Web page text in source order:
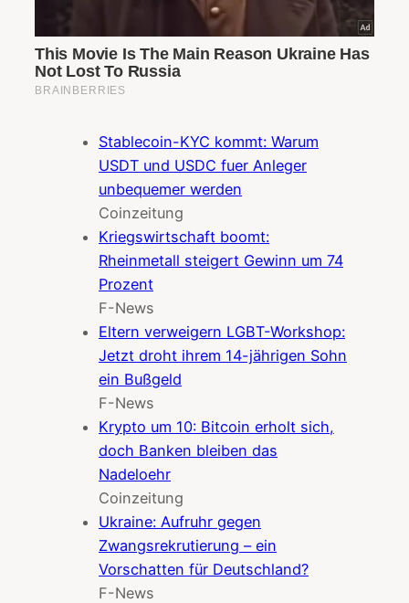
Stablecoin-KYC kommt: Warum
USDT und USDC fuer Anleger
unbequemer werden
Coinzeitung
Kriegswirtschaft boomt:
Rheinmetall steigert Gewinn um 74
Prozent
F-News
Eltern verweigern LGBT-Workshop:
Jetzt droht ihrem 14-jährigen Sohn
ein Bußgeld
F-News
Krypto um 10: Bitcoin erholt sich,
doch Banken bleiben das
Nadeloehr
Coinzeitung
Ukraine: Aufruhr gegen
Zwangsrekrutierung – ein
Vorschatten für Deutschland?
F-News